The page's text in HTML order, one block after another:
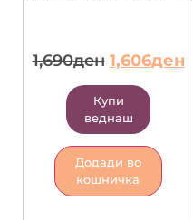
1,690ден 1,606ден
Купи
веднаш
Додади во
кошничка